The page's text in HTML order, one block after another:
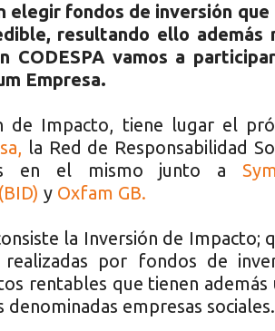
elegir fondos de inversión
resultando ello además
CODESPA vamos a
Empresa.
de Impacto, tiene lugar el
la Red de Responsabilidad
en el mismo junto a
y Oxfam GB.
la Inversión de Impacto;
realizadas por fondos de
rentables que tienen
empresas sociales.